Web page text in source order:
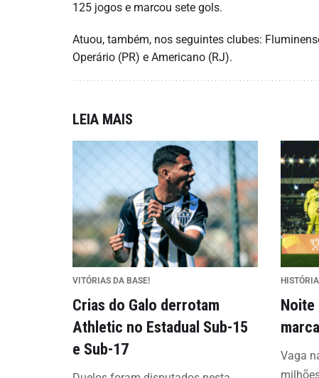
125 jogos e marcou sete gols.
Atuou, também, nos seguintes clubes:
Operário (PR) e Americano (RJ).
LEIA MAIS
VITÓRIAS DA BASE!
Crias do Galo derrotam
Athletic no Estadual Sub-15
e Sub-17
Noite
Vaga